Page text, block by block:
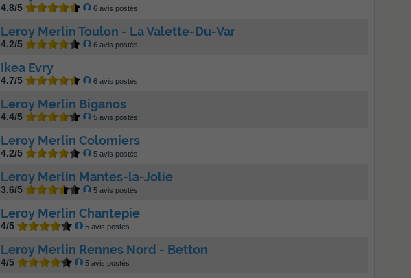
4.8/5 6 avis postés
Leroy Merlin Toulon - La Valette-Du-Var
4.2/5 6 avis postés
Ikea Evry
4.7/5 6 avis postés
Leroy Merlin Biganos
4.4/5 5 avis postés
Leroy Merlin Colomiers
4.2/5 5 avis postés
Leroy Merlin Mantes-la-Jolie
3.6/5 5 avis postés
Leroy Merlin Chantepie
4/5 5 avis postés
Leroy Merlin Rennes Nord - Betton
4/5 5 avis postés